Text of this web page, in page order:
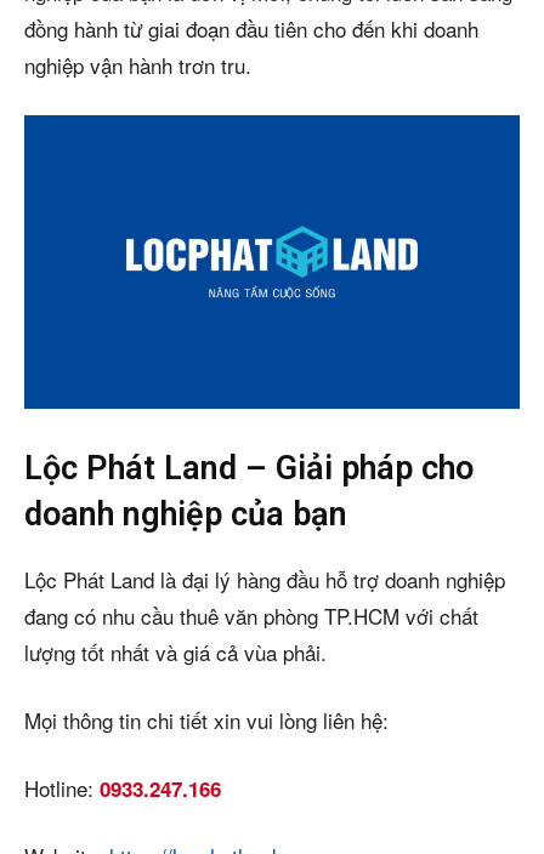
đồng hành từ giai đoạn đầu tiên cho đến khi doanh
nghiệp vận hành trơn tru.
Lộc Phát Land – Giải pháp cho
doanh nghiệp của bạn
Lộc Phát Land là đại lý hàng đầu hỗ trợ doanh nghiệp
đang có nhu cầu thuê văn phòng TP.HCM với chất
lượng tốt nhất và giá cả vùa phải.
Mọi thông tin chi tiết xin vui lòng liên hệ:
Hotline: 0933.247.166